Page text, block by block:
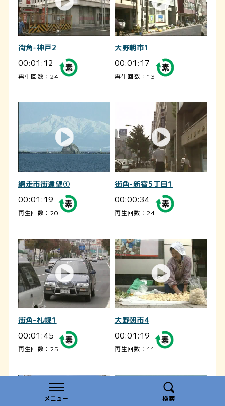
メニュー 検索
街角-神戸2
00:01:12
再生回数：24
大野朝市1
00:01:17
再生回数：13
網走市街遠望①
00:01:19
再生回数：20
街角-新宿5丁目1
00:00:34
再生回数：24
街角-札幌1
00:01:45
再生回数：25
大野朝市4
00:01:19
再生回数：11